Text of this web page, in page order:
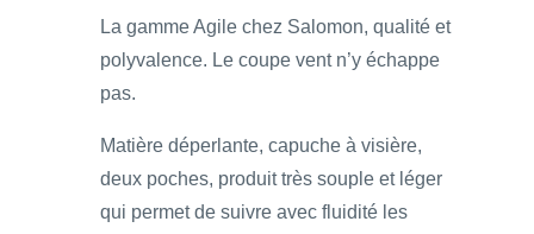
La gamme Agile chez Salomon, qualité et
polyvalence. Le coupe vent n’y échappe
pas.
Matière déperlante, capuche à visière,
deux poches, produit très souple et léger
qui permet de suivre avec fluidité les